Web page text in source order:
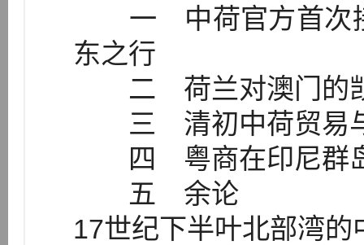
一 中荷官方首次接
东之行
二 荷兰对澳门的
三 清初中荷贸易与
四 粤商在印尼群
五 余论
17世纪下半叶北部湾的